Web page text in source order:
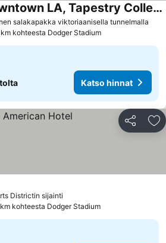
salakapakka viktoriaanisella tunnelmalla
The Wayfarer Downtown LA, Tapestry Collection by Hilton
kohteesta Dodger Stadium
Katso hinnat
Jaa
Districtin sijainti
kohteesta Dodger Stadium